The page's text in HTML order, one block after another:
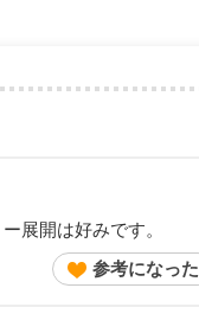
展開は好みです。
参考になった